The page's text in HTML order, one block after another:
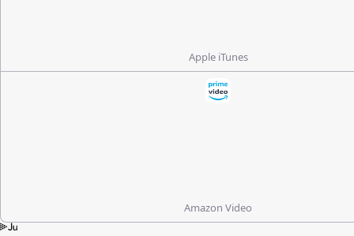
Apple iTunes
Amazon Video